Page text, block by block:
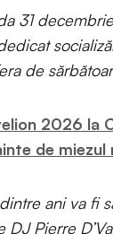
31
de
2026 la
de miezul
ani va fi
DJ Pierre